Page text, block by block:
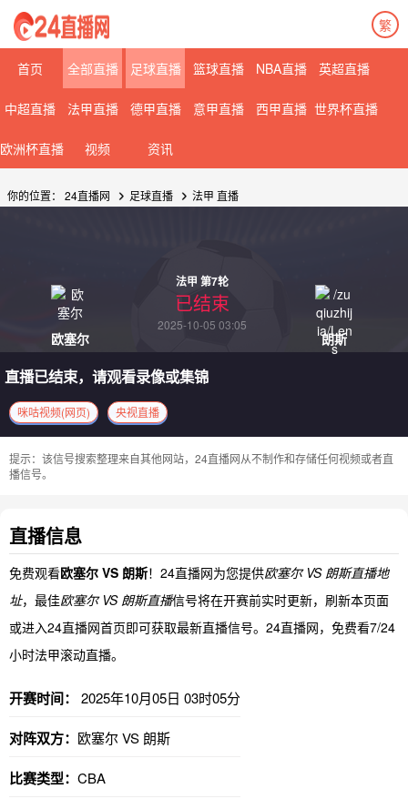
繁
首页 全部直播 足球直播 篮球直播 NBA直播 英超直播
中超直播 法甲直播 德甲直播 意甲直播 西甲直播 世界杯直播
欧洲杯直播 视频 资讯
你的位置： 24直播网 足球直播 法甲 直播
欧塞尔
法甲 第7轮
已结束
2025-10-05 03:05
朗斯
直播已结束，请观看录像或集锦
咪咕视频(网页) 央视直播
提示：该信号搜索整理来自其他网站，24直播网从不制作和存储任何视频或者直
播信号。
直播信息
免费观看欧塞尔 VS 朗斯！24直播网为您提供欧塞尔 VS 朗斯直播地
址，最佳欧塞尔 VS 朗斯直播信号将在开赛前实时更新，刷新本页面
或进入24直播网首页即可获取最新直播信号。24直播网，免费看7/24
小时法甲滚动直播。
开赛时间： 2025年10月05日 03时05分
对阵双方： 欧塞尔 VS 朗斯
比赛类型： CBA
08月07日 星期五
08月08日 星期六